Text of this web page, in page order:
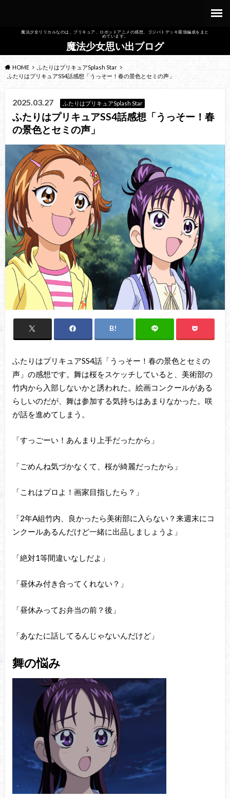
魔法少女リリカルなのは、プリキュア、ロボットアニメの感想、ゴジバトデッキ最強編成をまと
めています。
魔法少女思い出ブログ
HOME
ふたりはプリキュアSplash Star
ふたりはプリキュアSS4話感想「うっそー！春の景色とセミの声」
2025.03.27 ふたりはプリキュアSplash Star
ふたりはプリキュアSS4話感想「うっそー！春
の景色とセミの声」
ふたりはプリキュアSS4話「うっそー！春の景色とセミの
声」の感想です。舞は桜をスケッチしていると、美術部の
竹内から入部しないかと誘われた。絵画コンクールがある
らしいのだが、舞は参加する気持ちはあまりなかった。咲
が話を進めてしまう。
「すっごーい！あんまり上手だったから」
「ごめんね気づかなくて、桜が綺麗だったから」
「これはプロよ！画家目指したら？」
「2年A組竹内、良かったら美術部に入らない？来週末にコ
ンクールあるんだけど一緒に出品しましょうよ」
「絶対1等間違いなしだよ」
「昼休み付き合ってくれない？」
「昼休みってお弁当の前？後」
「あなたに話してるんじゃないんだけど」
舞の悩み